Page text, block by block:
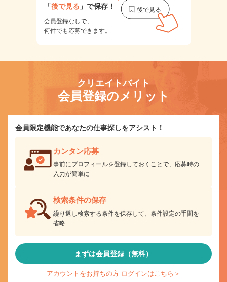
「後で見る 」で保存！
会員登録なしで、
何件でも応募できます。
クリエイトバイト
会員登録のメリット
会員限定機能であなたの仕事探しをアシスト！
カンタン応募
事前にプロフィールを登録しておくことで、応募時の
入力が簡単に
検索条件の保存
繰り返し検索する条件を保存して、条件設定の手間を
省略
まずは会員登録（無料）
アカウントをお持ちの方 ログインはこちら＞